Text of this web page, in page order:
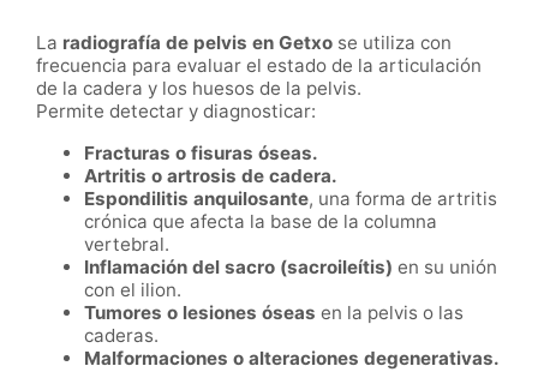
La radiografía de pelvis en Getxo se utiliza con
frecuencia para evaluar el estado de la articulación
de la cadera y los huesos de la pelvis.
Permite detectar y diagnosticar:
Fracturas o fisuras óseas.
Artritis o artrosis de cadera.
Espondilitis anquilosante, una forma de artritis
crónica que afecta la base de la columna
vertebral.
Inflamación del sacro (sacroileítis) en su unión
con el ilion.
Tumores o lesiones óseas en la pelvis o las
caderas.
Malformaciones o alteraciones degenerativas.